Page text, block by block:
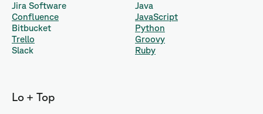
Jira Software
Confluence
Bitbucket
Trello
Slack
Java
JavaScript
Python
Groovy
Ruby
Lo + Top